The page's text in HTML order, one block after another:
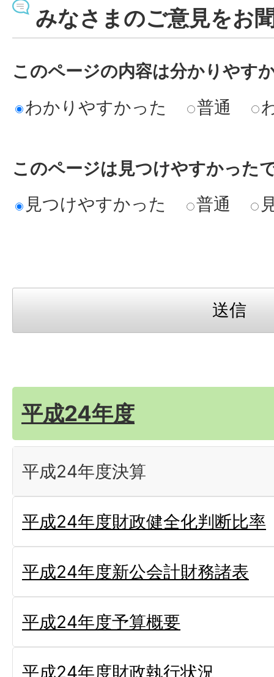
みなさまのご意見をお
このページの内容は分かりやす
わかりやすかった
普通
このページは見つけやすかった
見つけやすかった
普通
平成24年度
平成24年度決算
平成24年度財政健全化判断比率
平成24年度新公会計財務諸表
平成24年度予算概要
平成24年度財政執行状況